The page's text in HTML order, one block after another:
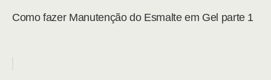
Como fazer Manutenção do Esmalte em Gel parte 1